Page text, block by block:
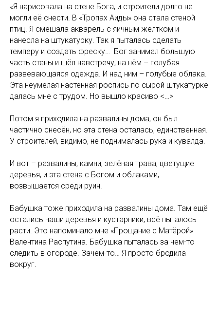
«Я нарисовала на стене Бога, и строители долго не
могли её снести. В «Тропах Аиды» она стала стеной
птиц. Я смешала акварель с яичным желтком и
нанесла на штукатурку. Так я пыталась сделать
темперу и создать фреску… Бог занимал большую
часть стены и шёл навстречу, на нём – голубая
развевающаяся одежда. И над ним – голубые облака.
Эта неумелая настенная роспись по сырой штукатурке
далась мне с трудом. Но вышло красиво <…>
Потом я приходила на развалины дома, он был
частично снесён, но эта стена осталась, единственная.
У строителей, видимо, не поднималась рука и кувалда.
И вот – развалины, камни, зелёная трава, цветущие
деревья, и эта стена с Богом и облаками,
возвышается среди руин.
Бабушка тоже приходила на развалины дома. Там ещё
остались наши деревья и кустарники, всё пыталось
расти. Это напоминало мне «Прощание с Матёрой»
Валентина Распутина. Бабушка пыталась за чем-то
следить в огороде. Зачем-то… Я просто бродила
вокруг.